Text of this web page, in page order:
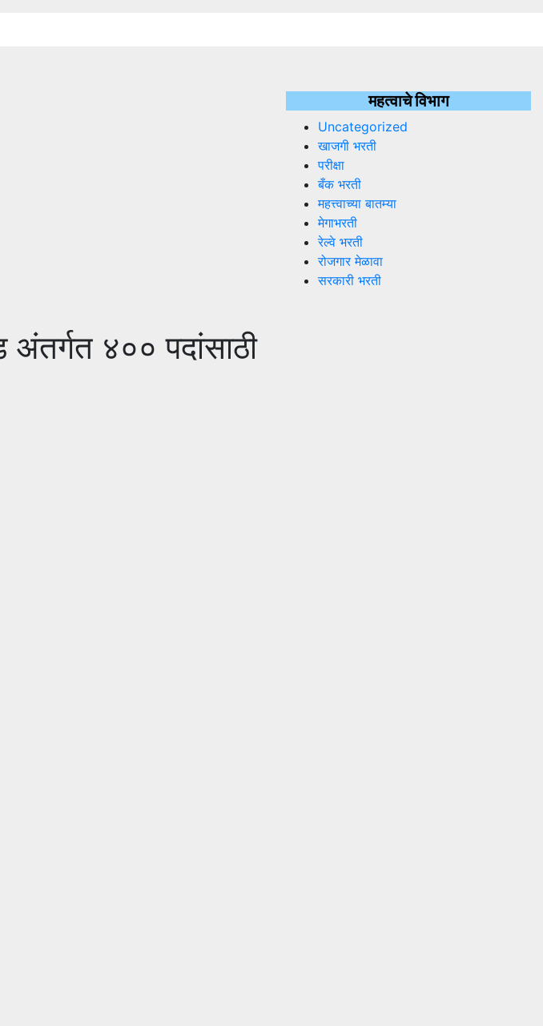
४०० पदांसाठी
महत्वाचे विभाग
Uncategorized
खाजगी भरती
परीक्षा
बँक भरती
महत्त्वाच्या बातम्या
मेगाभरती
रेल्वे भरती
रोजगार मेळावा
सरकारी भरती